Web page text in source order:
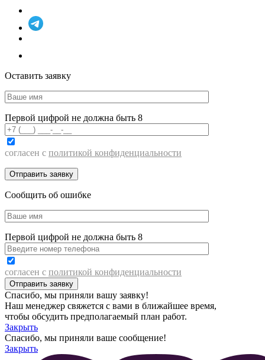
Оставить заявку
Первой цифрой не должна быть 8
согласен с политикой конфиденциальности
Сообщить об ошибке
Первой цифрой не должна быть 8
согласен с политикой конфиденциальности
Спасибо, мы приняли вашу заявку!
Наш менеджер свяжется с вами в ближайшее время,
чтобы обсудить предполагаемый план работ.
Закрыть
Спасибо, мы приняли ваше сообщение!
Закрыть